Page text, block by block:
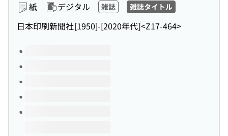
紙 デジタル 雑誌 雑誌タイトル
日本印刷新聞社[1950]-[2020年代]<Z17-464>
このタイトルの巻号